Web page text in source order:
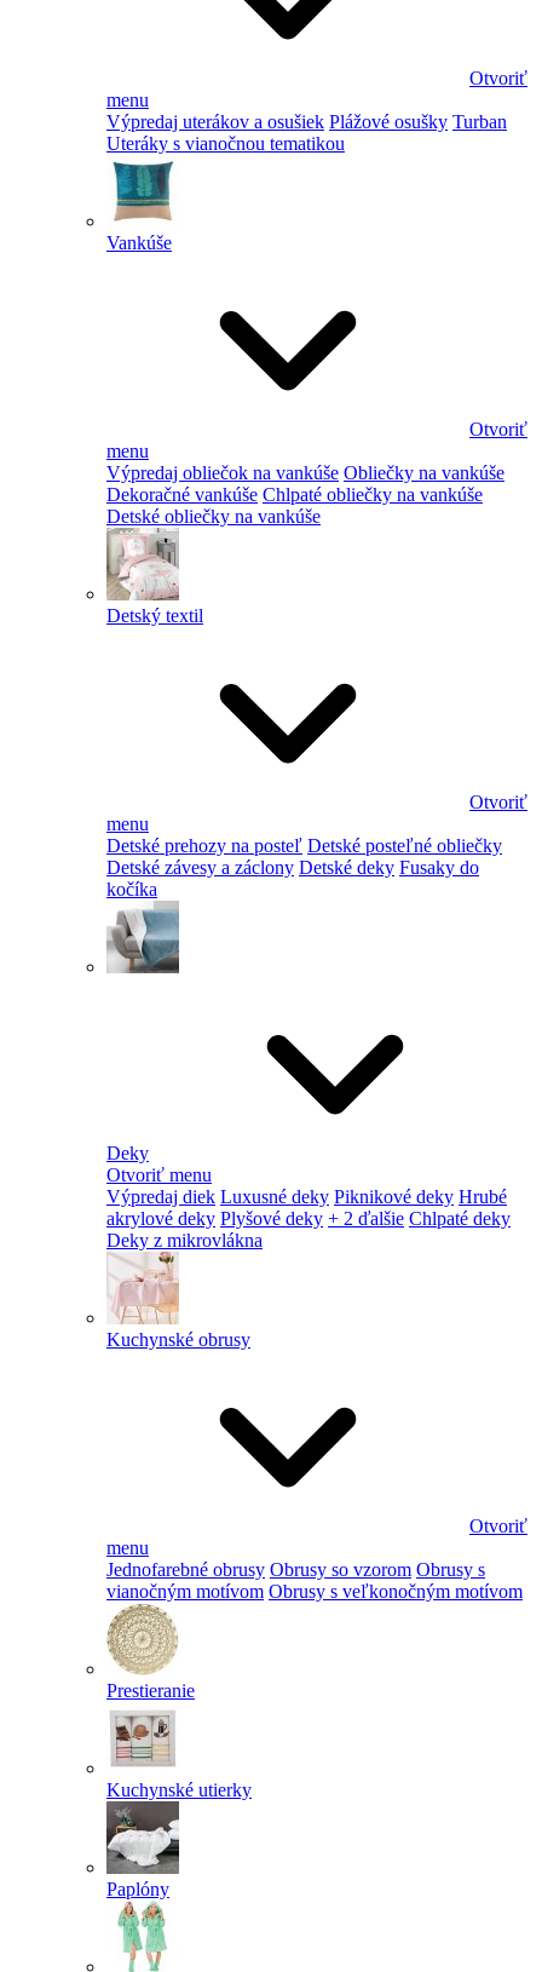
Otvoriť
menu
Výpredaj uterákov a osušiek Plážové osušky Turban
Uteráky s vianočnou tematikou
Vankúše
Otvoriť
menu
Výpredaj obliečok na vankúše Obliečky na vankúše
Dekoračné vankúše Chlpaté obliečky na vankúše
Detské obliečky na vankúše
Detský textil
Otvoriť
menu
Detské prehozy na posteľ Detské posteľné obliečky
Detské závesy a záclony Detské deky Fusaky do
kočíka
Deky
Otvoriť menu
Výpredaj diek Luxusné deky Piknikové deky Hrubé
akrylové deky Plyšové deky + 2 ďalšie Chlpaté deky
Deky z mikrovlákna
Kuchynské obrusy
Otvoriť
menu
Jednofarebné obrusy Obrusy so vzorom Obrusy s
vianočným motívom Obrusy s veľkonočným motívom
Prestieranie
Kuchynské utierky
Paplóny